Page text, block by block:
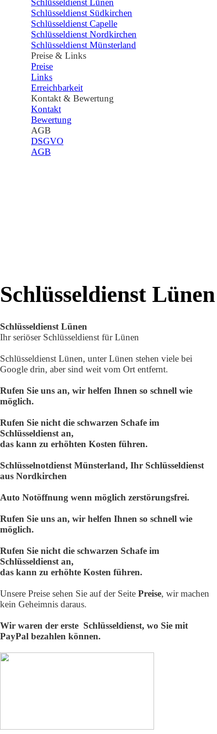
Schlüsseldienst Lünen
Schlüsseldienst Südkirchen
Schlüsseldienst Capelle
Schlüsseldienst Nordkirchen
Schlüsseldienst Münsterland
Preise & Links
Preise
Links
Erreichbarkeit
Kontakt & Bewertung
Kontakt
Bewertung
AGB
DSGVO
AGB
Schlüsseldienst Lünen
Schlüsseldienst Lünen
Ihr seriöser Schlüsseldienst für Lünen
Schlüsseldienst Lünen, unter Lünen stehen viele bei
Google drin, aber sind weit vom Ort entfernt.
Rufen Sie uns an, wir helfen Ihnen so schnell wie
möglich.
Rufen Sie nicht die schwarzen Schafe im
Schlüsseldienst an,
das kann zu erhöhten Kosten führen.
Schlüsselnotdienst Münsterland, Ihr Schlüsseldienst
aus Nordkirchen
Auto Notöffnung wenn möglich zerstörungsfrei.
Rufen Sie uns an, wir helfen Ihnen so schnell wie
möglich.
Rufen Sie nicht die schwarzen Schafe im
Schlüsseldienst an,
das kann zu erhöhte Kosten führen.
Unsere Preise sehen Sie auf der Seite Preise, wir machen
kein Geheimnis daraus.
Wir waren der erste Schlüsseldienst, wo Sie mit
PayPal bezahlen können.